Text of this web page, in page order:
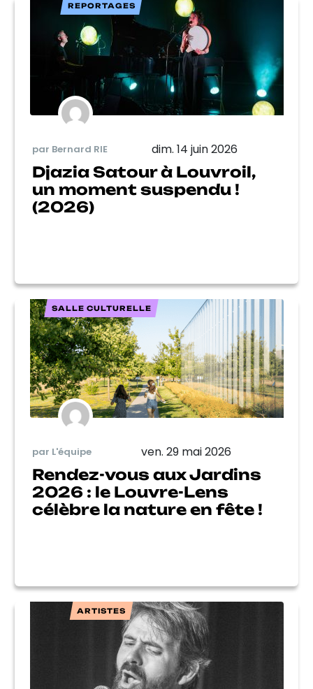
REPORTAGES
par Bernard RIE dim. 14 juin 2026
Djazia Satour à Louvroil,
un moment suspendu !
(2026)
SALLE CULTURELLE
par L'équipe ven. 29 mai 2026
Rendez-vous aux Jardins
2026 : le Louvre-Lens
célèbre la nature en fête !
ARTISTES